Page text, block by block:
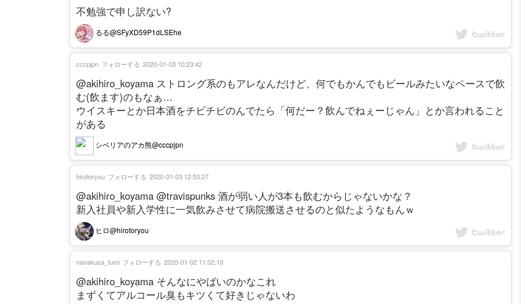
不勉強で申し訳ない?
るる@SFyXD59P1dLSEhe
@akihiro_koyama ストロング系のもアレなんだけど、何でもかんでもビールみたいなペースで飲
む(飲ます)のもなぁ…
ウイスキーとか日本酒をチビチビのんでたら「何だー？飲んでねぇーじゃん」とか言われること
がある
シベリアのアカ熊@cccpjpn
cccpjpn フォローする 2020-01-03 10:23:42
@akihiro_koyama @travispunks 酒が弱い人が3本も飲むからじゃないかな？
新入社員や新入学性に一気飲みさせて病院搬送させるのと似たようなもんｗ
ヒロ@hirotoryou
hirotoryou フォローする 2020-01-03 12:53:27
@akihiro_koyama そんなにやばいのかなこれ
まずくてアルコール臭もキツくて好きじゃないわ
nanakusa_fumi フォローする 2020-01-02 11:02:10